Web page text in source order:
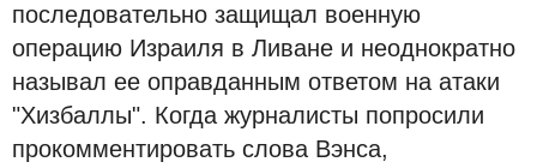
последовательно защищал военную
операцию Израиля в Ливане и неоднократно
называл ее оправданным ответом на атаки
"Хизбаллы". Когда журналисты попросили
прокомментировать слова Вэнса,